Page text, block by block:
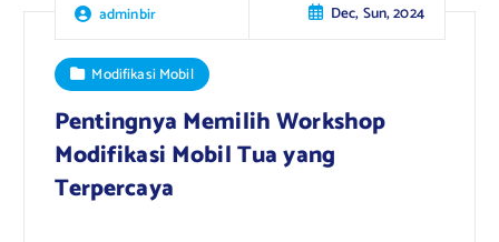
adminbir Dec, Sun, 2024
Modifikasi Mobil
Pentingnya Memilih Workshop
Modifikasi Mobil Tua yang
Terpercaya